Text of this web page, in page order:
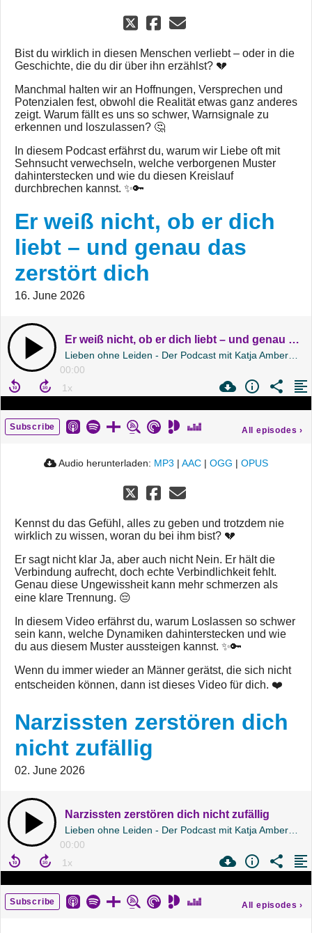
Bist du wirklich in diesen Menschen verliebt – oder in die
Geschichte, die du dir über ihn erzählst? 💔
Manchmal halten wir an Hoffnungen, Versprechen und
Potenzialen fest, obwohl die Realität etwas ganz anderes
zeigt. Warum fällt es uns so schwer, Warnsignale zu
erkennen und loszulassen? 🤔
In diesem Podcast erfährst du, warum wir Liebe oft mit
Sehnsucht verwechseln, welche verborgenen Muster
dahinterstecken und wie du diesen Kreislauf
durchbrechen kannst. ✨🔑
Er weiß nicht, ob er dich
liebt – und genau das
zerstört dich
16. June 2026
Er weiß nicht, ob er dich liebt – und genau das zerstört dich
00:00
Subscribe All episodes ›
Audio herunterladen: MP3 | AAC | OGG | OPUS
Kennst du das Gefühl, alles zu geben und trotzdem nie
wirklich zu wissen, woran du bei ihm bist? 💔
Er sagt nicht klar Ja, aber auch nicht Nein. Er hält die
Verbindung aufrecht, doch echte Verbindlichkeit fehlt.
Genau diese Ungewissheit kann mehr schmerzen als
eine klare Trennung. 😔
In diesem Video erfährst du, warum Loslassen so schwer
sein kann, welche Dynamiken dahinterstecken und wie
du aus diesem Muster aussteigen kannst. ✨🔑
Wenn du immer wieder an Männer gerätst, die sich nicht
entscheiden können, dann ist dieses Video für dich. ❤️
Narzissten zerstören dich
nicht zufällig
02. June 2026
Narzissten zerstören dich nicht zufällig
00:00
Subscribe All episodes ›